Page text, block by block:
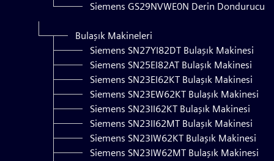
Siemens GS29NVWE0N Derin Dondurucu
Bulaşık Makineleri
Siemens SN27YI82DT Bulaşık Makinesi
Siemens SN25EI82AT Bulaşık Makinesi
Siemens SN23EI62KT Bulaşık Makinesi
Siemens SN23EW62KT Bulaşık Makinesi
Siemens SN23II62KT Bulaşık Makinesi
Siemens SN23II62MT Bulaşık Makinesi
Siemens SN23IW62KT Bulaşık Makinesi
Siemens SN23IW62MT Bulaşık Makinesi